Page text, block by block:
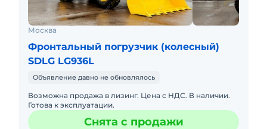
Москва
Фронтальный погрузчик (колесный)
SDLG LG936L
Объявление давно не обновлялось
Возможна продажа в лизинг. Цена с НДС. В наличии.
Готова к эксплуатации.
Снята с продажи